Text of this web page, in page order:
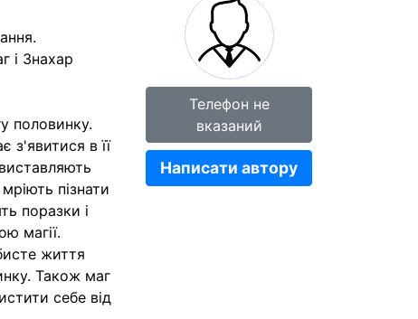
і Знахар
половинку.
з'явитися в її
пізнати
поразки і
магії.
життя
Також маг
себе від
Телефон не
вказаний
Написати автору